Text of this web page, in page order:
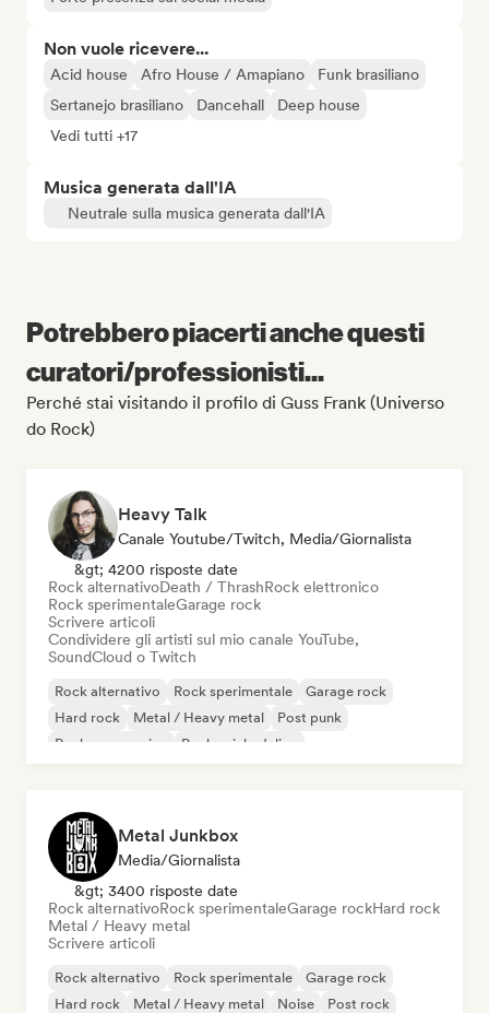
Non vuole ricevere...
Acid house Afro House / Amapiano
Funk brasiliano
Sertanejo brasiliano
Dancehall
Deep house
Vedi tutti +17
Musica generata dall'IA
Neutrale sulla musica generata dall'IA
Potrebbero piacerti anche questi
curatori/professionisti...
Perché stai visitando il profilo di Guss Frank (Universo
do Rock)
Heavy Talk
Canale Youtube/Twitch, Media/Giornalista
&gt; 4200 risposte date
Rock alternativoDeath / ThrashRock elettronico
Rock sperimentaleGarage rock
Scrivere articoli
Condividere gli artisti sul mio canale YouTube,
SoundCloud o Twitch
Rock alternativo Rock sperimentale
Garage rock
Hard rock
Metal / Heavy metal
Post punk
Rock progressivo
Rock psichedelico
Metal Junkbox
Media/Giornalista
&gt; 3400 risposte date
Rock alternativoRock sperimentaleGarage rockHard rock
Metal / Heavy metal
Scrivere articoli
Rock alternativo Rock sperimentale
Garage rock
Hard rock
Metal / Heavy metal Noise
Post rock